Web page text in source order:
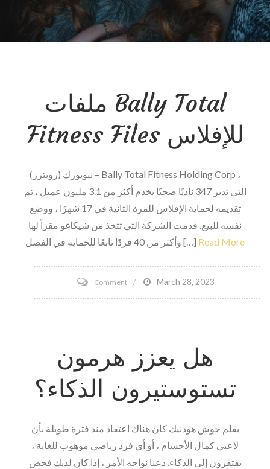
ملفات Bally Total
Fitness Files للإفلاس
نيويورك (رويترز) – Bally Total Fitness Holding Corp ،
التي تدير 347 ناديًا صحيًا يخدم أكثر من 3.1 مليون عميل ، تم
تقديمه لحماية الإفلاس للمرة الثانية في 17 شهرًا ، ووضع
نفسه للبيع. قدمت الشركة التي تتخذ من شيكاغو مقراً لها
وأكثر من 40 فردًا تابعًا للحماية في الفصل […] Read More
Commenton
ملفات
Files
March 28, 2023
هل يعزز هرمون
تستوستيرون الذكاء؟
بقلم جوش هودنيك كان هناك اعتقاد منذ فترة طويلة بأن
لاعبي كمال الأجسام ، أو أي فرد رياضي موهوب للغاية ،
يفتقرون إلى الذكاء. دعنا نواجه الأمر ، إذا كان لديك فحص